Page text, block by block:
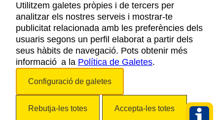
AVÍS LEGAL
POLÍTICA DE PRIVACITAT
COOKIES
ACCESSIBILITAT
Utilitzem galetes pròpies i de tercers per
analitzar els nostres serveis i mostrar-te
publicitat relacionada amb les preferències dels
usuaris segons un perfil elaborat a partir dels
seus hàbits de navegació. Pots obtenir més
informació a la Política de Galetes.
Configuració de galetes
Rebutja-les totes Accepta-les totes